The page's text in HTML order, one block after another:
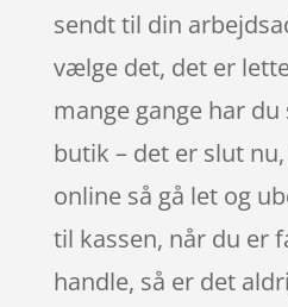
sendt til din
vælge det, det er
mange gange har
butik – det er slut
online så gå let og
til kassen, når du er
handle, så er det